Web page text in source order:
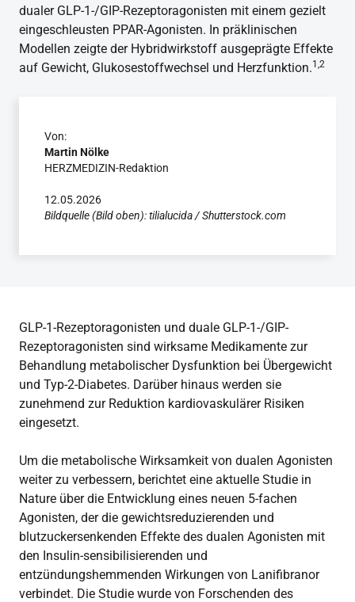
dualer GLP-1-/GIP-Rezeptoragonisten mit einem gezielt
eingeschleusten PPAR-Agonisten. In präklinischen
Modellen zeigte der Hybridwirkstoff ausgeprägte Effekte
auf Gewicht, Glukosestoffwechsel und Herzfunktion.1,2
Von:
Martin Nölke
HERZMEDIZIN-Redaktion
12.05.2026
Bildquelle (Bild oben): tilialucida / Shutterstock.com
GLP-1-Rezeptoragonisten und duale GLP-1-/GIP-
Rezeptoragonisten sind wirksame Medikamente zur
Behandlung metabolischer Dysfunktion bei Übergewicht
und Typ-2-Diabetes. Darüber hinaus werden sie
zunehmend zur Reduktion kardiovaskulärer Risiken
eingesetzt.
Um die metabolische Wirksamkeit von dualen Agonisten
weiter zu verbessern, berichtet eine aktuelle Studie in
Nature über die Entwicklung eines neuen 5-fachen
Agonisten, der die gewichtsreduzierenden und
blutzuckersenkenden Effekte des dualen Agonisten mit
den Insulin-sensibilisierenden und
entzündungshemmenden Wirkungen von Lanifibranor
verbindet. Die Studie wurde von Forschenden des